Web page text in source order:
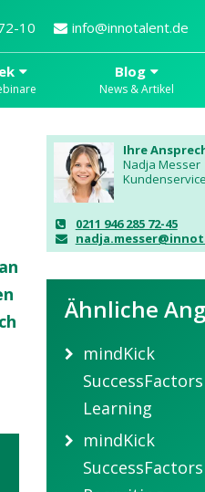
10 info@innotalent.de
Blog
News & Artikel
Ihre
Nadja Messer
Kundenservice
0211 946 285 72-45
Ähnliche
mindKick
SuccessFactors
Learning
mindKick
SuccessFactors